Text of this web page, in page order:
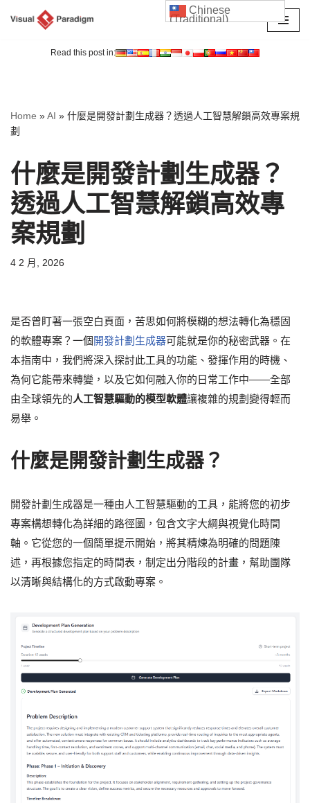
Read this post in:
Home »AI » 什麼是開發計劃生成器？透過人工智慧解鎖高效專案規
劃
什麼是開發計劃生成器？
透過人工智慧解鎖高效專
案規劃
4 2 月, 2026
是否曾盯著一張空白頁面，苦思如何將模糊的想法轉化為穩固
的軟體專案？一個 開發計劃生成器可能就是你的秘密武器。在
本指南中，我們將深入探討此工具的功能、發揮作用的時機、
為何它能帶來轉變，以及它如何融入你的日常工作中——全部
由全球領先的人工智慧驅動的模型軟體讓複雜的規劃變得輕而
易舉。
什麼是開發計劃生成器？
開發計劃生成器是一種由人工智慧驅動的工具，能將您的初步
專案構想轉化為詳細的路徑圖，包含文字大綱與視覺化時間
軸。它從您的一個簡單提示開始，將其精煉為明確的問題陳
述，再根據您指定的時間表，制定出分階段的計畫，幫助團隊
以清晰與結構化的方式啟動專案。
Chinese
(Traditional)